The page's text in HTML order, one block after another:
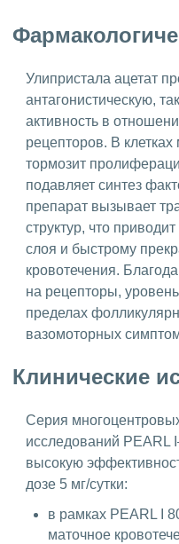
Улипристала ацетат
антагонистическую,
активность в
рецепторов. В
тормозит
подавляет синтез
препарат вызывает
структур, что
слоя и быстрому
кровотечения.
на рецепторы,
пределах
вазомоторных
Клинические
Серия
исследований PEARL
высокую
дозе 5 мг/сутки:
в рамках PEARL I
маточное